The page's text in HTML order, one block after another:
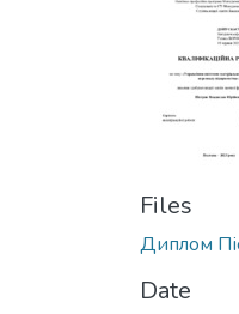
Files
Диплом
Date